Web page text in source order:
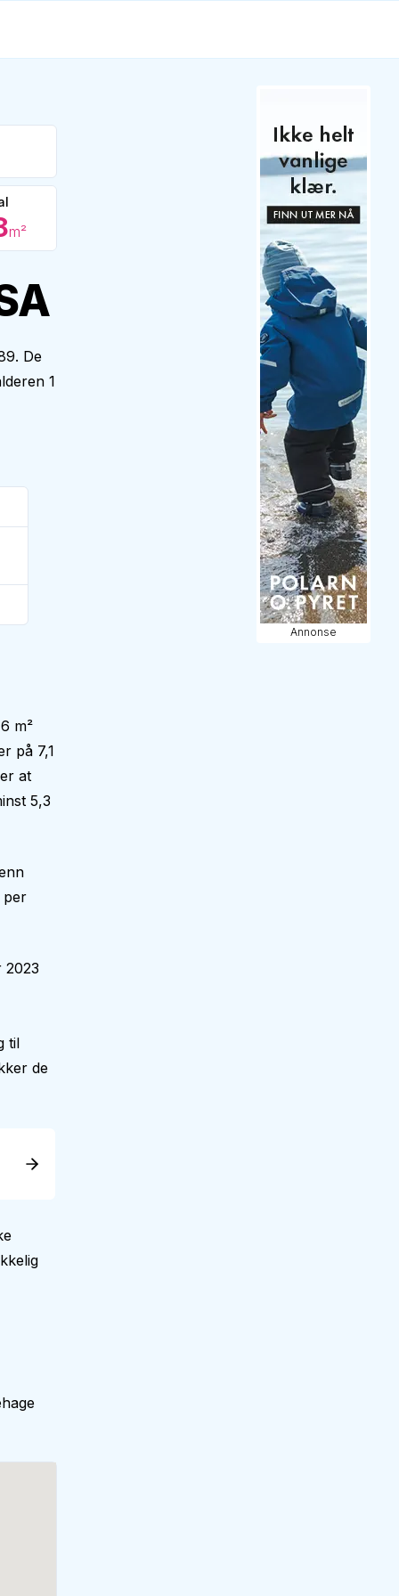
m²
De
1
m²
på 7,1
at
5,3
per
2023
til
de
Annonse